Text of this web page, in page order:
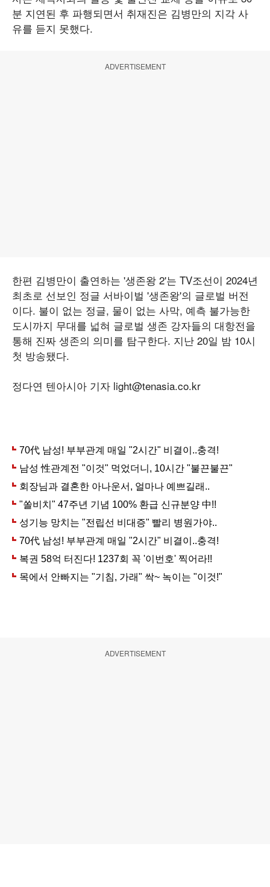
분 지연된 후 파행되면서 취재진은 김병만의 지각 사
유를 듣지 못했다.
ADVERTISEMENT
한편 김병만이 출연하는 '생존왕 2'는 TV조선이 2024년
최초로 선보인 정글 서바이벌 '생존왕'의 글로벌 버전
이다. 불이 없는 정글, 물이 없는 사막, 예측 불가능한
도시까지 무대를 넓혀 글로벌 생존 강자들의 대항전을
통해 진짜 생존의 의미를 탐구한다. 지난 20일 밤 10시
첫 방송됐다.
정다연 텐아시아 기자 light@tenasia.co.kr
ADVERTISEMENT